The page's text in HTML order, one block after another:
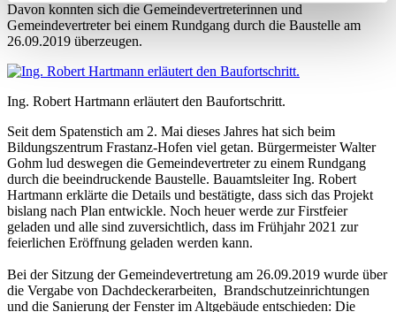
Davon konnten sich die Gemeindevertreterinnen und
Gemeindevertreter bei einem Rundgang durch die Baustelle am
26.09.2019 überzeugen.
Ing. Robert Hartmann erläutert den Baufortschritt.
Seit dem Spatenstich am 2. Mai dieses Jahres hat sich beim
Bildungszentrum Frastanz-Hofen viel getan. Bürgermeister Walter
Gohm lud deswegen die Gemeindevertreter zu einem Rundgang
durch die beeindruckende Baustelle. Bauamtsleiter Ing. Robert
Hartmann erklärte die Details und bestätigte, dass sich das Projekt
bislang nach Plan entwickle. Noch heuer werde zur Firstfeier
geladen und alle sind zuversichtlich, dass im Frühjahr 2021 zur
feierlichen Eröffnung geladen werden kann.
Bei der Sitzung der Gemeindevertretung am 26.09.2019 wurde über
die Vergabe von Dachdeckerarbeiten, Brandschutzeinrichtungen
und die Sanierung der Fenster im Altgebäude entschieden: Die